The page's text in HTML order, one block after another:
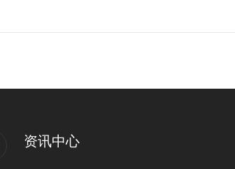
资讯中心